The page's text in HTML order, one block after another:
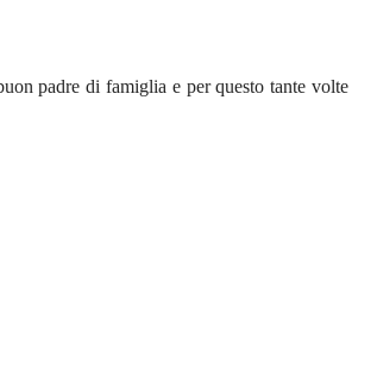
padre di famiglia e per questo tante volte